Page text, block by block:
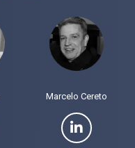
Marcelo Cereto